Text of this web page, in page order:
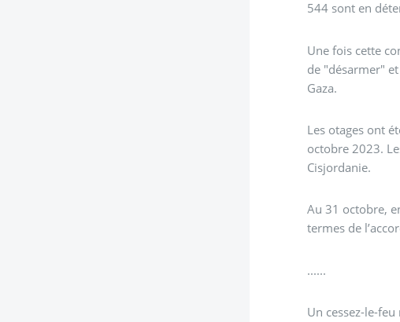
544 sont en
Une fois cette
de "désarmer"
Gaza.
Les otages ont
octobre 2023.
Cisjordanie.
Au 31 octobre,
termes de
......
Un cessez-le-feu